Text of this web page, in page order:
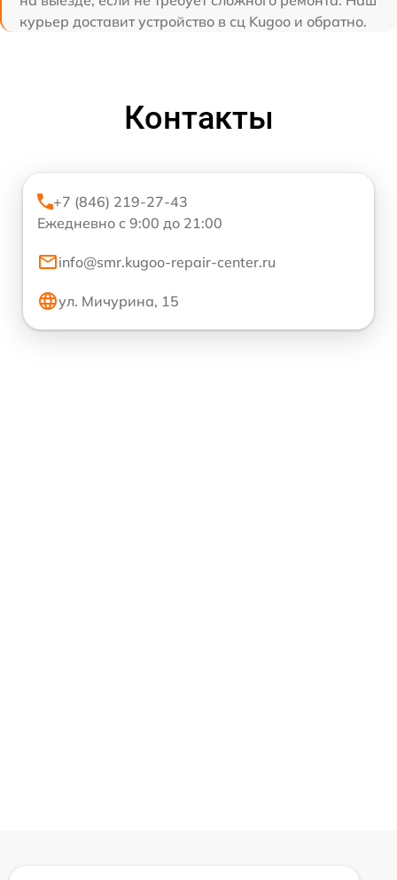
курьер доставит устройство в сц Kugoo и обратно.
Контакты
+7 (846) 219-27-43
Ежедневно с 9:00 до 21:00
info@smr.kugoo-repair-center.ru
ул. Мичурина, 15